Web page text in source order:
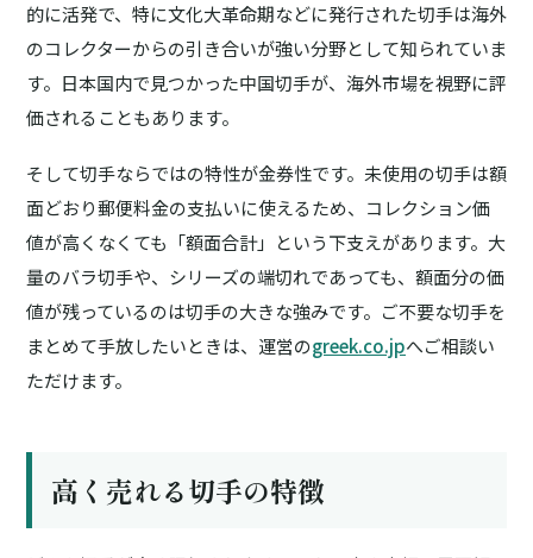
的に活発で、特に文化大革命期などに発行された切手は海外
のコレクターからの引き合いが強い分野として知られていま
す。日本国内で見つかった中国切手が、海外市場を視野に評
価されることもあります。
そして切手ならではの特性が金券性です。未使用の切手は額
面どおり郵便料金の支払いに使えるため、コレクション価
値が高くなくても「額面合計」という下支えがあります。大
量のバラ切手や、シリーズの端切れであっても、額面分の価
値が残っているのは切手の大きな強みです。ご不要な切手を
まとめて手放したいときは、運営のgreek.co.jpへご相談い
ただけます。
高く売れる切手の特徴